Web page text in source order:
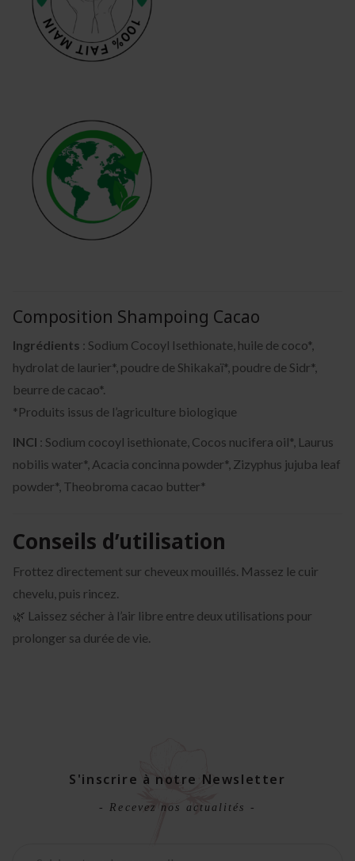
Composition Shampoing Cacao
Ingrédients : Sodium Cocoyl Isethionate, huile de coco*,
hydrolat de laurier*, poudre de Shikakaï*, poudre de Sidr*,
beurre de cacao*.
*Produits issus de l’agriculture biologique
INCI : Sodium cocoyl isethionate, Cocos nucifera oil*, Laurus
nobilis water*, Acacia concinna powder*, Zizyphus jujuba leaf
powder*, Theobroma cacao butter*
Conseils d’utilisation
Frottez directement sur cheveux mouillés. Massez le cuir
chevelu, puis rincez.
🌿 Laissez sécher à l’air libre entre deux utilisations pour
prolonger sa durée de vie.
S'inscrire à notre Newsletter
- Recevez nos actualités -